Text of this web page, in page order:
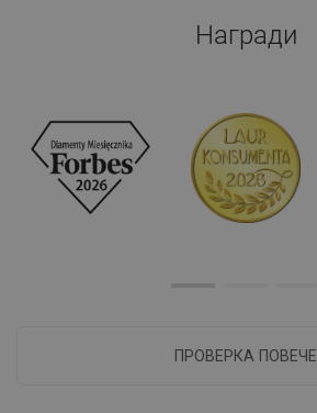
Награди
ПРОВЕРКА ПОВЕЧЕ